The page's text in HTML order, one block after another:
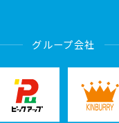
グループ会社